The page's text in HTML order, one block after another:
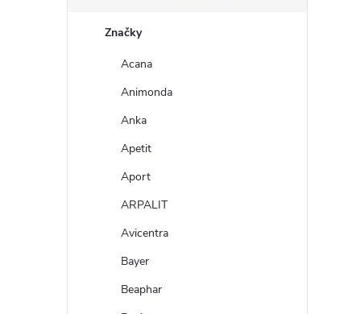
Značky
Acana
Animonda
Anka
Apetit
Aport
ARPALIT
Avicentra
Bayer
Beaphar